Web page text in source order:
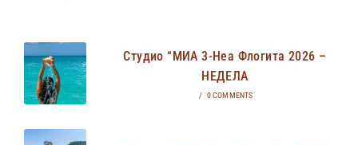
Студио “МИА 3-Неа Флогита 2026 –
НЕДЕЛА
/ 0 COMMENTS